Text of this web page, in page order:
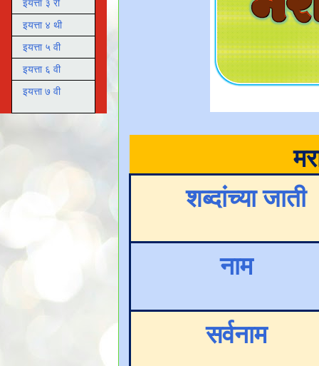
शब्दांच्या जाती
नाम
सर्वनाम
इयत्ता ३ री
इयत्ता ४ थी
इयत्ता ५ वी
इयत्ता ६ वी
इयत्ता ७ वी